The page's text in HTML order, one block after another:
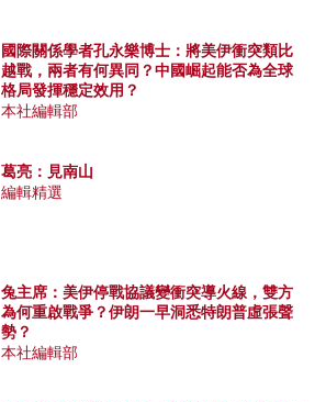
國際關係學者孔永樂博士：將美伊衝突類比
越戰，兩者有何異同？中國崛起能否為全球
格局發揮穩定效用？
本社編輯部
葛亮：見南山
編輯精選
兔主席：美伊停戰協議變衝突導火線，雙方
為何重啟戰爭？伊朗一早洞悉特朗普虛張聲
勢？
本社編輯部